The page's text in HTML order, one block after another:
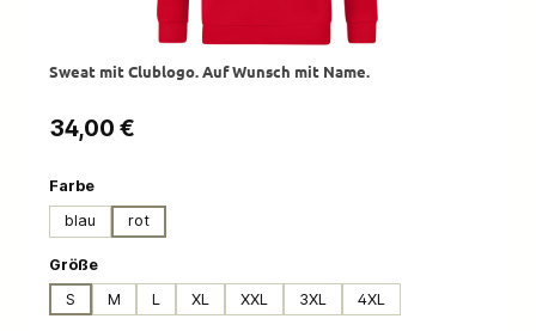
Sweat mit Clublogo. Auf Wunsch mit Name.
Regulärer Preis:
34,00 €
Farbeauswählen
blau
rot
Größeauswählen
S
M L XL XXL 3XL 4XL